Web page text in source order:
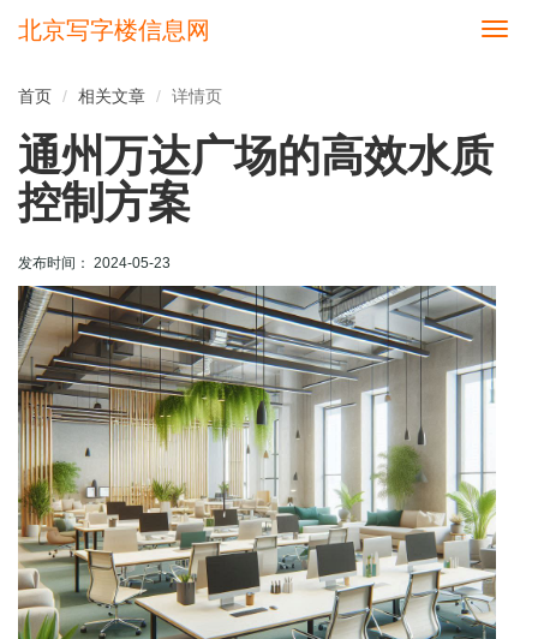
切
北京写字楼信息网
首页 相关文章 详情页
通州万达广场的高效水质
控制方案
发布时间： 2024-05-23